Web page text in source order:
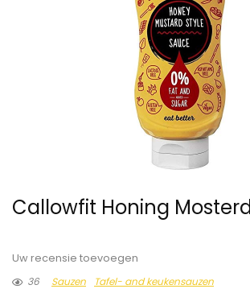
Callowfit Honing
Uw recensie toevoegen
36
Sauzen Tafel- and keukensauzen